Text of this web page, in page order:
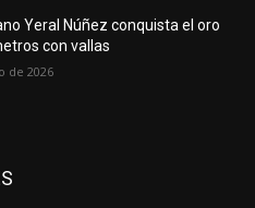
Yeral Núñez conquista el oro
con vallas
de 2026